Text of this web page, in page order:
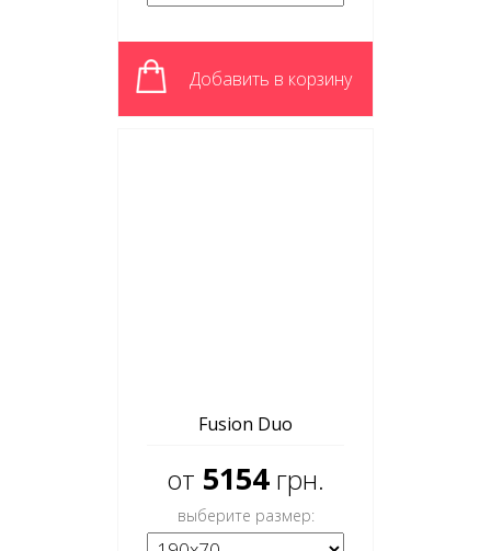
Добавить в корзину
Fusion Duo
от 5154 грн.
выберите размер: